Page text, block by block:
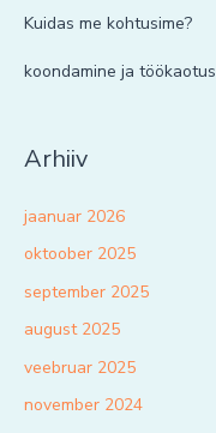
Kuidas me kohtusime?
koondamine ja töökaotus
Arhiiv
jaanuar 2026
oktoober 2025
september 2025
august 2025
veebruar 2025
november 2024